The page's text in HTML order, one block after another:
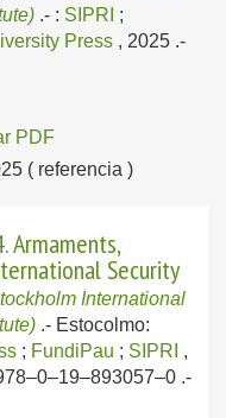
.- : SIPRI ;
Press , 2025 .-
PDF
( referencia )
Armaments,
Security
International
.- Estocolmo:
; FundiPau ; SIPRI ,
.-